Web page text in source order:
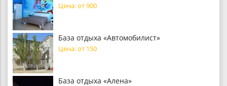
Цена: от 900
База отдыха «Автомобилист»
Цена: от 150
База отдыха «Алена»